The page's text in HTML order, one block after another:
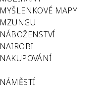
MYŠLENKOVÉ MAPY
MZUNGU
NÁBOŽENSTVÍ
NAIROBI
NAKUPOVÁNÍ
NÁMĚSTÍ